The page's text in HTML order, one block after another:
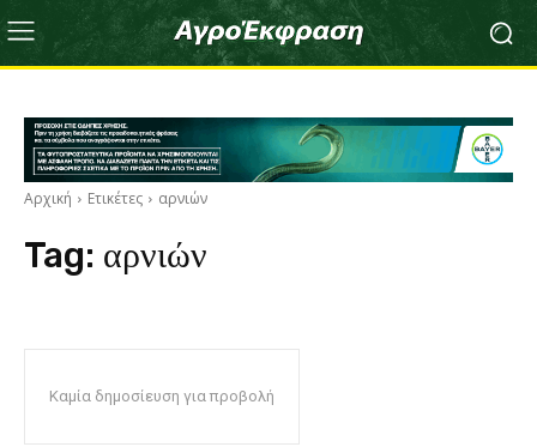
Αρχική Ετικέτες αρνιών
Tag: αρνιών
Καμία δημοσίευση για προβολή